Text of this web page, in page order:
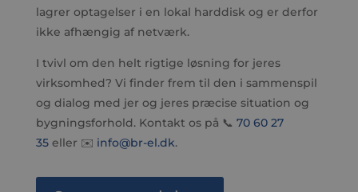
lagrer optagelser i en lokal harddisk og er derfor
ikke afhængig af netværk.
I tvivl om den helt rigtige løsning for jeres
virksomhed? Vi finder frem til den i sammenspil
og dialog med jer og jeres præcise situation og
bygningsforhold. Kontakt os på 📞 70 60 27
35eller ✉️ info@br-el.dk.